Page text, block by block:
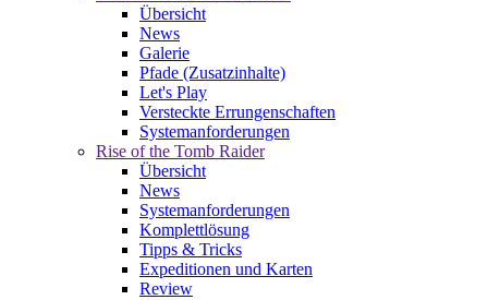
Übersicht
News
Galerie
Pfade (Zusatzinhalte)
Let's Play
Versteckte Errungenschaften
Systemanforderungen
Rise of the Tomb Raider
Übersicht
News
Systemanforderungen
Komplettlösung
Tipps & Tricks
Expeditionen und Karten
Review